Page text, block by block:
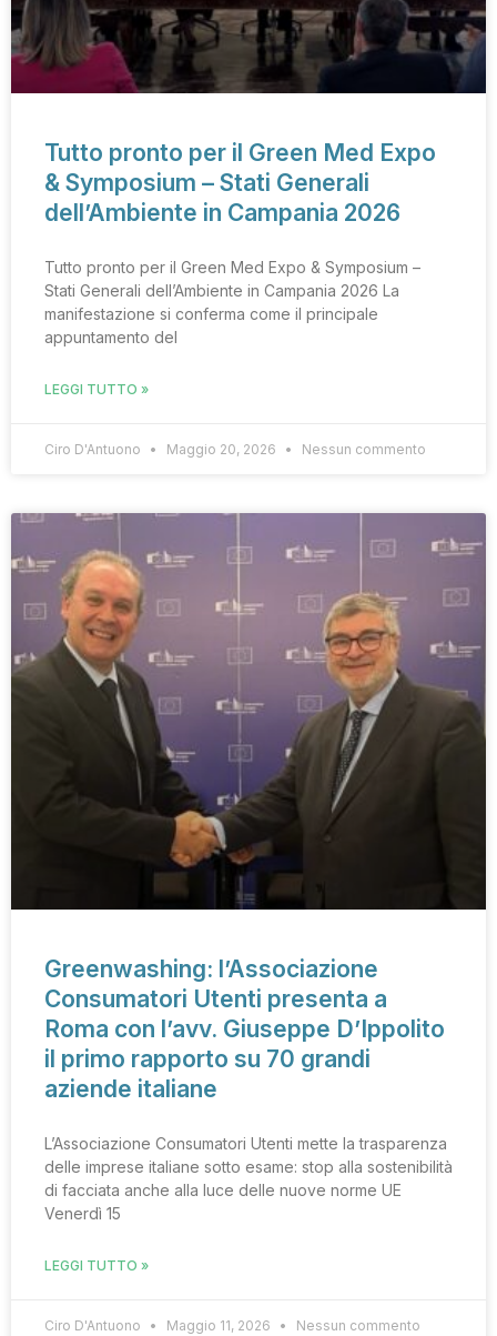
Tutto pronto per il Green Med Expo
& Symposium – Stati Generali
dell’Ambiente in Campania 2026
Tutto pronto per il Green Med Expo & Symposium –
Stati Generali dell’Ambiente in Campania 2026 La
manifestazione si conferma come il principale
appuntamento del
LEGGI TUTTO »
Ciro D'Antuono Maggio 20, 2026 Nessun commento
Greenwashing: l’Associazione
Consumatori Utenti presenta a
Roma con l’avv. Giuseppe D’Ippolito
il primo rapporto su 70 grandi
aziende italiane
L’Associazione Consumatori Utenti mette la trasparenza
delle imprese italiane sotto esame: stop alla sostenibilità
di facciata anche alla luce delle nuove norme UE
Venerdì 15
LEGGI TUTTO »
Ciro D'Antuono Maggio 11, 2026 Nessun commento